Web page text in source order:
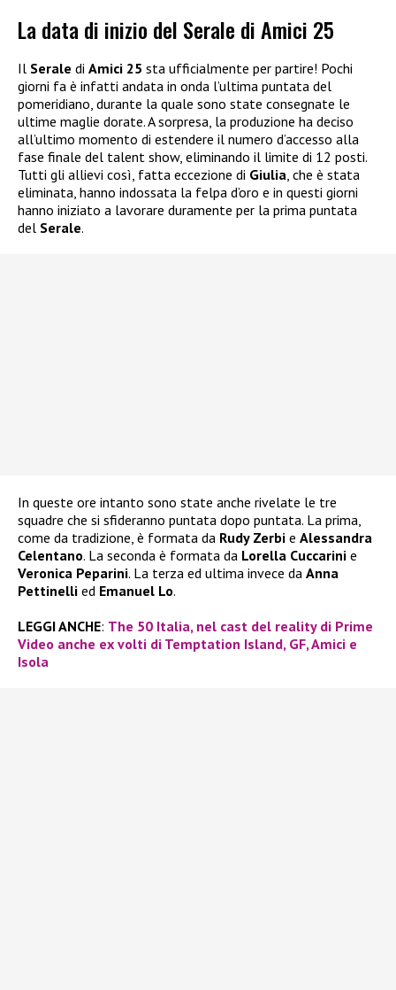
La data di inizio del Serale di Amici 25
Il Serale di Amici 25 sta ufficialmente per partire! Pochi
giorni fa è infatti andata in onda l’ultima puntata del
pomeridiano, durante la quale sono state consegnate le
ultime maglie dorate. A sorpresa, la produzione ha deciso
all’ultimo momento di estendere il numero d’accesso alla
fase finale del talent show, eliminando il limite di 12 posti.
Tutti gli allievi così, fatta eccezione di Giulia, che è stata
eliminata, hanno indossata la felpa d’oro e in questi giorni
hanno iniziato a lavorare duramente per la prima puntata
del Serale.
In queste ore intanto sono state anche rivelate le tre
squadre che si sfideranno puntata dopo puntata. La prima,
come da tradizione, è formata da Rudy Zerbi e Alessandra
Celentano. La seconda è formata da Lorella Cuccarini e
Veronica Peparini. La terza ed ultima invece da Anna
Pettinelli ed Emanuel Lo.
LEGGI ANCHE: The 50 Italia, nel cast del reality di Prime
Video anche ex volti di Temptation Island, GF, Amici e
Isola